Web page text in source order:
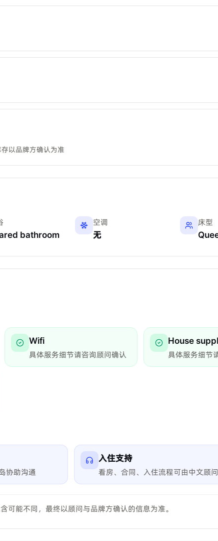
以品牌方确认为准
bathroom
空调
无
床型
Wifi
具体服务细节请咨询顾问确认
House
具体服务细节
协助沟通
入住支持
看房、合同、入住流程可由中文顾
可能不同，最终以顾问与品牌方确认的信息为准。